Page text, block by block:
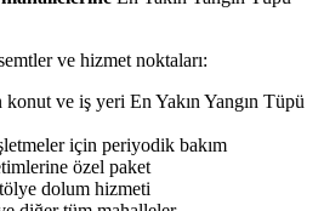
ve hizmet noktaları:
ve iş yeri En Yakın Yangın Tüpü
için periyodik bakım
özel paket
dolum hizmeti